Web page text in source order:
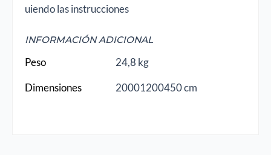
uiendo las instrucciones
INFORMACIÓN ADICIONAL
Peso
24,8 kg
Dimensiones
20001200450 cm